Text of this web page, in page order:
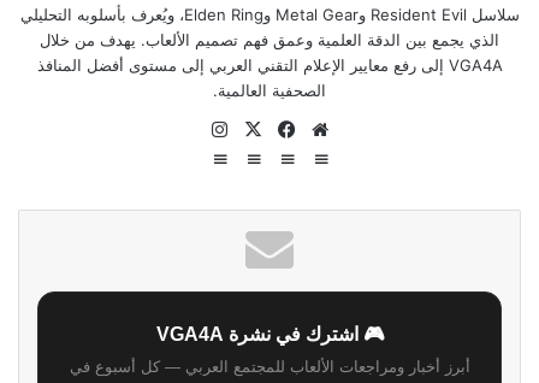
سلاسل Resident Evil وMetal Gear وElden Ring، ويُعرف بأسلوبه التحليلي
الذي يجمع بين الدقة العلمية وعمق فهم تصميم الألعاب. يهدف من خلال
VGA4A إلى رفع معايير الإعلام التقني العربي إلى مستوى أفضل المنافذ
الصحفية العالمية.
موقع فيسبوك
‫X انستقرام
🎮 اشترك في نشرة VGA4A
أبرز أخبار ومراجعات الألعاب للمجتمع العربي — كل أسبوع في